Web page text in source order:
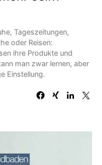
Tageszeitungen,
oder Reisen:
ihre Produkte und
man zwar lernen, aber
Einstellung.